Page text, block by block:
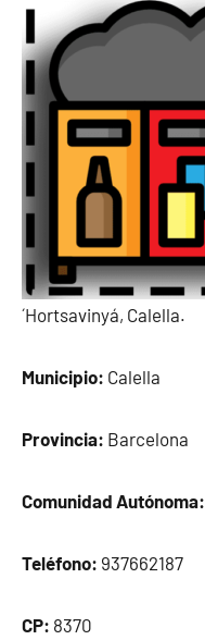
´Hortsavinyá, Calella.
Municipio: Calella
Provincia: Barcelona
Comunidad Autónoma:
Teléfono: 937662187
CP: 8370